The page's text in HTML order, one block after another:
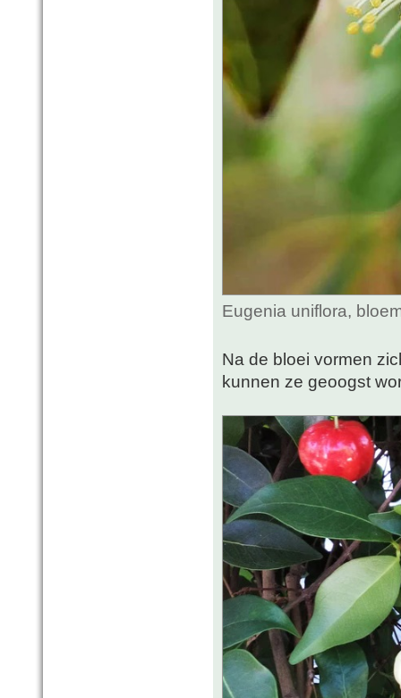
Eugenia uniflora,
Na de bloei vormen
kunnen ze geoogst